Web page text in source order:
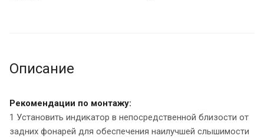
Описание
Рекомендации по монтажу:
1 Установить индикатор в непосредственной близости от
задних фонарей для обеспечения наилучшей слышимости